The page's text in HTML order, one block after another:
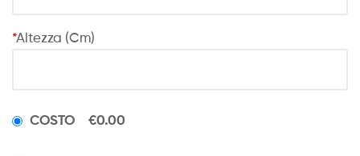
*Altezza (Cm)
COSTO €0.00